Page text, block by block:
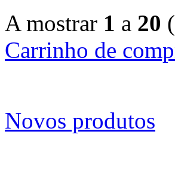
A mostrar 1 a 20
Carrinho de
Novos produtos